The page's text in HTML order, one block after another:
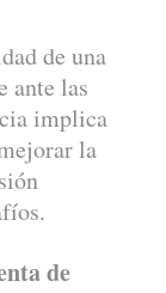
de una
ante las
implica
la
de